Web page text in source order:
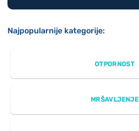
Najpopularnije kategorije:
OTPORNOST
MRŠAVLJENJE